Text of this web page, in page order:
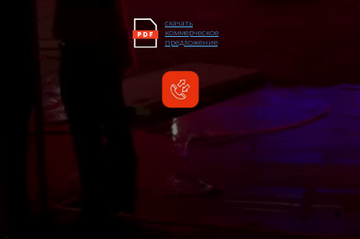
скачать
коммерческое
предложение